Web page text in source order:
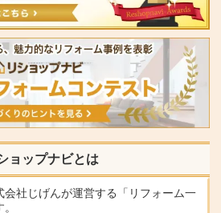
ョップナビとは
会社じげんが運営する「リフォーム一